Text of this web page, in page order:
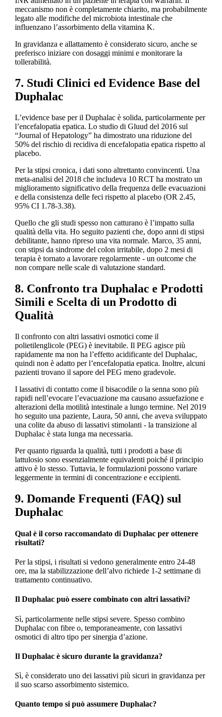
meccanismo non è completamente chiarito, ma probabilmente
legato alle modifiche del microbiota intestinale che
influenzano l’assorbimento della vitamina K.
In gravidanza e allattamento è considerato sicuro, anche se
preferisco iniziare con dosaggi minimi e monitorare la
tollerabilità.
7. Studi Clinici ed Evidence Base del
Duphalac
L’evidence base per il Duphalac è solida, particolarmente per
l’encefalopatia epatica. Lo studio di Gluud del 2016 sul
“Journal of Hepatology” ha dimostrato una riduzione del
50% del rischio di recidiva di encefalopatia epatica rispetto al
placebo.
Per la stipsi cronica, i dati sono altrettanto convincenti. Una
meta-analisi del 2018 che includeva 10 RCT ha mostrato un
miglioramento significativo della frequenza delle evacuazioni
e della consistenza delle feci rispetto al placebo (OR 2.45,
95% CI 1.78-3.38).
Quello che gli studi spesso non catturano è l’impatto sulla
qualità della vita. Ho seguito pazienti che, dopo anni di stipsi
debilitante, hanno ripreso una vita normale. Marco, 35 anni,
con stipsi da sindrome del colon irritabile, dopo 2 mesi di
terapia è tornato a lavorare regolarmente - un outcome che
non compare nelle scale di valutazione standard.
8. Confronto tra Duphalac e Prodotti
Simili e Scelta di un Prodotto di
Qualità
Il confronto con altri lassativi osmotici come il
polietilenglicole (PEG) è inevitabile. Il PEG agisce più
rapidamente ma non ha l’effetto acidificante del Duphalac,
quindi non è adatto per l’encefalopatia epatica. Inoltre, alcuni
pazienti trovano il sapore del PEG meno gradevole.
I lassativi di contatto come il bisacodile o la senna sono più
rapidi nell’evocare l’evacuazione ma causano assuefazione e
alterazioni della motilità intestinale a lungo termine. Nel 2019
ho seguito una paziente, Laura, 50 anni, che aveva sviluppato
una colite da abuso di lassativi stimolanti - la transizione al
Duphalac è stata lunga ma necessaria.
Per quanto riguarda la qualità, tutti i prodotti a base di
lattulosio sono essenzialmente equivalenti poiché il principio
attivo è lo stesso. Tuttavia, le formulazioni possono variare
leggermente in termini di concentrazione e eccipienti.
9. Domande Frequenti (FAQ) sul
Duphalac
Qual è il corso raccomandato di Duphalac per ottenere
risultati?
Per la stipsi, i risultati si vedono generalmente entro 24-48
ore, ma la stabilizzazione dell’alvo richiede 1-2 settimane di
trattamento continuativo.
Il Duphalac può essere combinato con altri lassativi?
Sì, particolarmente nelle stipsi severe. Spesso combino
Duphalac con fibre o, temporaneamente, con lassativi
osmotici di altro tipo per sinergia d’azione.
Il Duphalac è sicuro durante la gravidanza?
Sì, è considerato uno dei lassativi più sicuri in gravidanza per
il suo scarso assorbimento sistemico.
Quanto tempo si può assumere Duphalac?